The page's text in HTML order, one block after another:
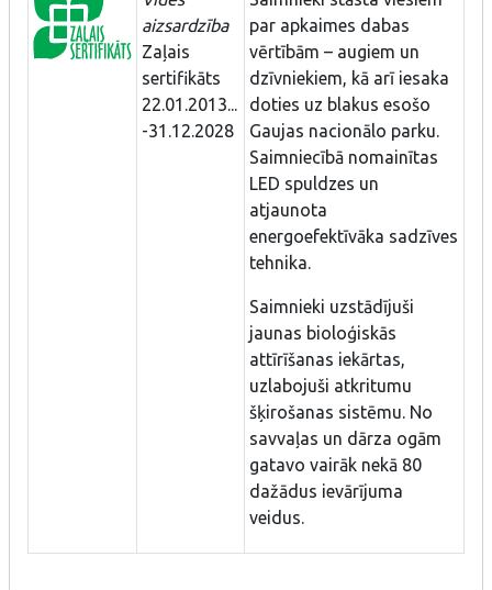
aizsardzība
Zaļais
sertifikāts
22.01.2013...
-31.12.2028
par apkaimes dabas
vērtībām – augiem un
dzīvniekiem, kā arī iesaka
doties uz blakus esošo
Gaujas nacionālo parku.
Saimniecībā nomainītas
LED spuldzes un
atjaunota
energoefektīvāka sadzīves
tehnika.
Saimnieki uzstādījuši
jaunas bioloģiskās
attīrīšanas iekārtas,
uzlabojuši atkritumu
šķirošanas sistēmu. No
savvaļas un dārza ogām
gatavo vairāk nekā 80
dažādus ievārījuma
veidus.